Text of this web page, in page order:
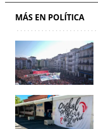
MÁS EN POLÍTICA